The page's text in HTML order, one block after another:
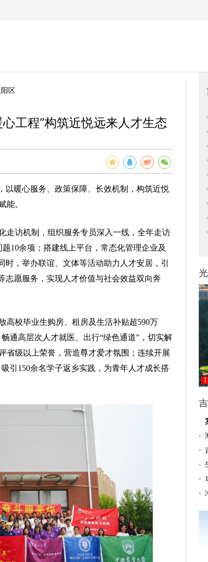
区
工程”构筑近悦远来人才生态
暖心服务、政策保障、长效机制，构筑近悦
能。
访机制，组织服务专员深入一线，全年走访
10余项；搭建线上平台，常态化管理企业及
时，举办联谊、文体等活动助力人才安居，引
志愿服务，实现人才价值与社会效益双向奔
校毕业生购房、租房及生活补贴超590万
通高层次人才就医、出行“绿色通道”，切实解
省级以上荣誉，营造尊才爱才氛围；连续开展
引150余名学子返乡实践，为青年人才成长搭